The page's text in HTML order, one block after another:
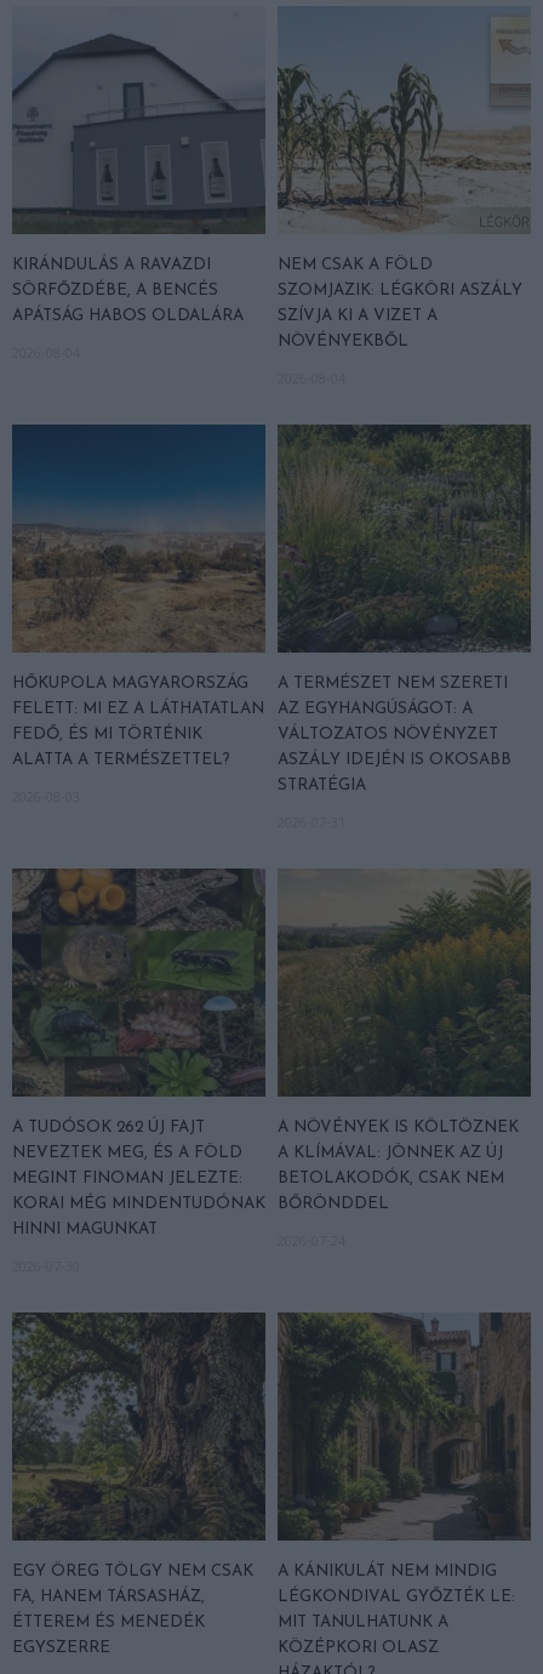
KIRÁNDULÁS A RAVAZDI
SÖRFŐZDÉBE, A BENCÉS
APÁTSÁG HABOS OLDALÁRA
NEM CSAK A FÖLD
SZOMJAZIK: LÉGKÖRI ASZÁLY
SZÍVJA KI A VIZET A
NÖVÉNYEKBŐL
HŐKUPOLA MAGYARORSZÁG
FELETT: MI EZ A LÁTHATATLAN
FEDŐ, ÉS MI TÖRTÉNIK
ALATTA A TERMÉSZETTEL?
A TERMÉSZET NEM SZERETI
AZ EGYHANGÚSÁGOT: A
VÁLTOZATOS NÖVÉNYZET
ASZÁLY IDEJÉN IS OKOSABB
STRATÉGIA
A TUDÓSOK 262 ÚJ FAJT
NEVEZTEK MEG, ÉS A FÖLD
MEGINT FINOMAN JELEZTE:
KORAI MÉG MINDENTUDÓNAK
HINNI MAGUNKAT
A NÖVÉNYEK IS KÖLTÖZNEK
A KLÍMÁVAL: JÖNNEK AZ ÚJ
BETOLAKODÓK, CSAK NEM
BŐRÖNDDEL
EGY ÖREG TÖLGY NEM CSAK
FA, HANEM TÁRSASHÁZ,
ÉTTEREM ÉS MENEDÉK
EGYSZERRE
A KÁNIKULÁT NEM MINDIG
LÉGKONDIVAL GYŐZTÉK LE:
MIT TANULHATUNK A
KÖZÉPKORI OLASZ